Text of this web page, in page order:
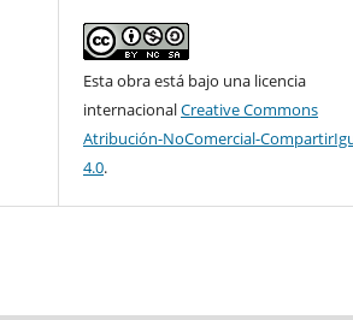
Esta obra está bajo una licencia
internacionalCreative Commons
Atribución-NoComercial-
4.0.